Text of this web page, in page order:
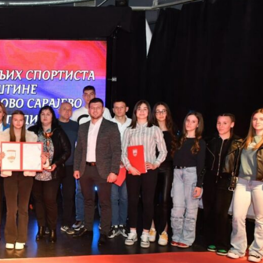
функцији
Вијести Источно Сарајево
Акција у Источној Илиџи:
грама дроге и арсенал оружја
24/07/2026